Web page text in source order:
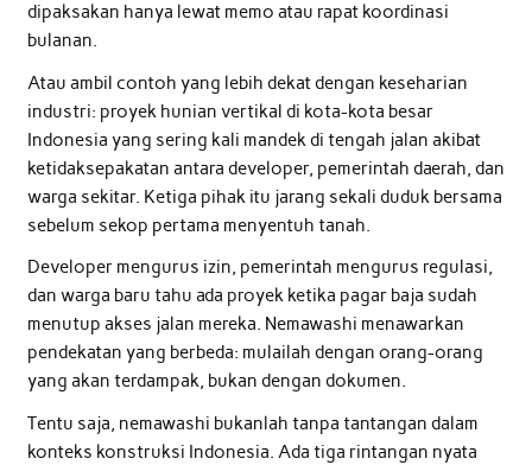
dipaksakan hanya lewat memo atau rapat koordinasi
bulanan.
Atau ambil contoh yang lebih dekat dengan keseharian
industri: proyek hunian vertikal di kota-kota besar
Indonesia yang sering kali mandek di tengah jalan akibat
ketidaksepakatan antara developer, pemerintah daerah, dan
warga sekitar. Ketiga pihak itu jarang sekali duduk bersama
sebelum sekop pertama menyentuh tanah.
Developer mengurus izin, pemerintah mengurus regulasi,
dan warga baru tahu ada proyek ketika pagar baja sudah
menutup akses jalan mereka. Nemawashi menawarkan
pendekatan yang berbeda: mulailah dengan orang-orang
yang akan terdampak, bukan dengan dokumen.
Tentu saja, nemawashi bukanlah tanpa tantangan dalam
konteks konstruksi Indonesia. Ada tiga rintangan nyata